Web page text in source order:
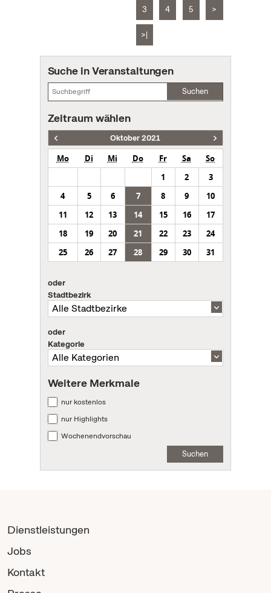
3 4 5 >
>|
Suche in Veranstaltungen
Suchen
Zeitraum wählen
Oktober 2021
Mo Di Mi Do Fr Sa
So
1
2
3
4
5 6 7 8 9
10
11
12 13 14 15 16
17
18
19 20 21 22 23
24
25
26 27 28 29 30 31
oder
Stadtbezirk
oder
Kategorie
Weitere Merkmale
nur kostenlos
nur Highlights
Wochenendvorschau
Suchen
Dienstleistungen
Jobs
Kontakt